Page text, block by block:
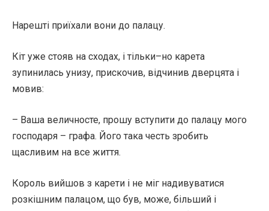
Нарешті приїхали вони до палацу.
Кіт уже стояв на сходах, і тільки–но карета
зупинилась унизу, прискочив, відчинив дверцята і
мовив:
– Ваша величносте, прошу вступити до палацу мого
господаря – графа. Його така честь зробить
щасливим на все життя.
Король вийшов з карети і не міг надивуватися
розкішним палацом, що був, може, більший і